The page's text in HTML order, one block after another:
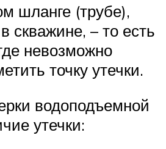
шланге (трубе),
скважине, – то есть
невозможно
точку утечки.
водоподъемной
утечки: